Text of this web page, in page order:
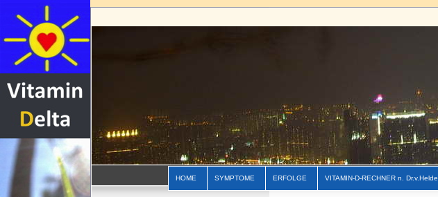
HOME SYMPTOME ERFOLGE VITAMIN-D-RECHNER n.